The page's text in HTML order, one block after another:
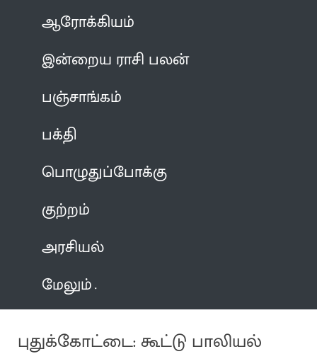
ஆரோக்கியம்
இன்றைய ராசி பலன்
பஞ்சாங்கம்
பக்தி
பொழுதுப்போக்கு
குற்றம்
அரசியல்
மேலும்
புதுக்கோட்டை: கூட்டு பாலியல்